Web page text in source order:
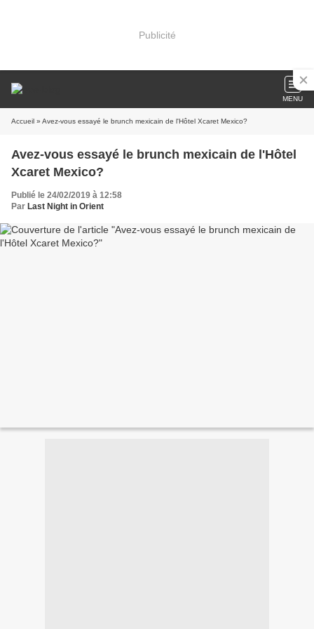
Publicité
MENU
Accueil » Avez-vous essayé le brunch mexicain de l'Hôtel Xcaret Mexico?
Avez-vous essayé le brunch mexicain de l'Hôtel
Xcaret Mexico?
Publié le 24/02/2019 à 12:58
Par Last Night in Orient